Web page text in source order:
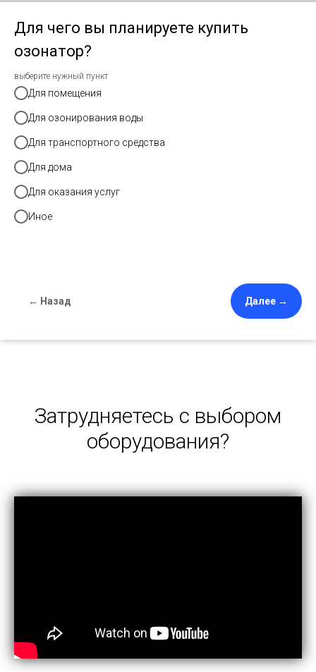
Для чего вы планируете купить
озонатор?
выберите нужный пункт
Для помещения
Для озонирования воды
Для транспортного средства
Для дома
Для оказания услуг
Иное
← Назад Далее →
Затрудняетесь с выбором
оборудования?